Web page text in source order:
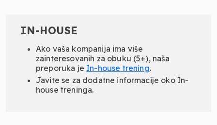
IN-HOUSE
Ako vaša kompanija ima više
zainteresovanih za obuku (5+), naša
preporuka je In-house trening.
Javite se za dodatne informacije oko In-
house treninga.